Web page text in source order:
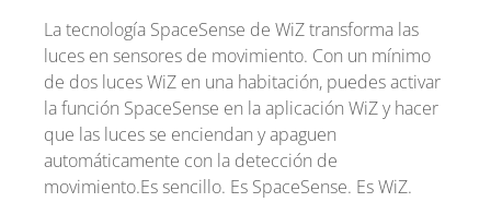
La tecnología SpaceSense de WiZ transforma las
luces en sensores de movimiento. Con un mínimo
de dos luces WiZ en una habitación, puedes activar
la función SpaceSense en la aplicación WiZ y hacer
que las luces se enciendan y apaguen
automáticamente con la detección de
movimiento.Es sencillo. Es SpaceSense. Es WiZ.